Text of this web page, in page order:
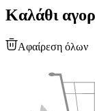
Καλάθι
Αφαίρεση όλων